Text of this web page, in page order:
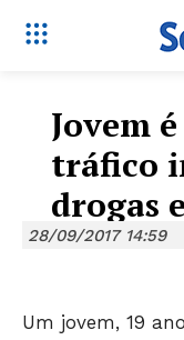
Jovem
tráfico
drogas
28/09/2017 14:59
Um jovem, 19